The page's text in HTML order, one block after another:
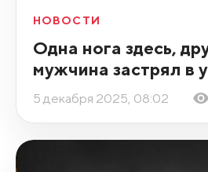
НОВОСТИ
Одна нога здесь,
мужчина застрял в
5 декабря 2025, 08:02